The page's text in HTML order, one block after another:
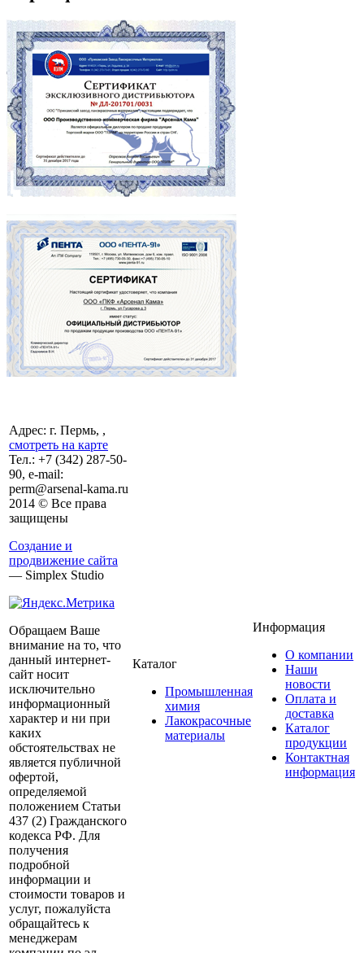
Адрес: г. Пермь, ,
смотреть на карте
Тел.: +7 (342) 287-50-
90, e-mail:
perm@arsenal-kama.ru
2014 © Все права
защищены
Создание и
продвижение сайта
— Simplex Studio
Обращаем Ваше
внимание на то, что
данный интернет-
сайт носит
исключительно
информационный
характер и ни при
каких
обстоятельствах не
является публичной
офертой,
определяемой
положением Статьи
437 (2) Гражданского
кодекса РФ. Для
получения
подробной
информации и
стоимости товаров и
услуг, пожалуйста
обращайтесь к
менеджерам
Каталог
Промышленная
химия
Лакокрасочные
материалы
Информация
О компании
Наши
новости
Оплата и
доставка
Каталог
продукции
Контактная
информация